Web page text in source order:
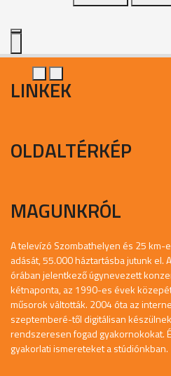
LINKEK
OLDALTÉRKÉP
MAGUNKRÓL
A televízó Szombathelyen és 25 km-
adását, 55.000 háztartásba jutunk el.
órában jelentkező úgynevezett
kétnaponta, az 1990-es évek
műsorok váltották. 2004 óta az
szeptemberé-től digitálisan
rendszeresen fogad gyakornokokat.
gyakorlati ismereteket a stúdiónkban.